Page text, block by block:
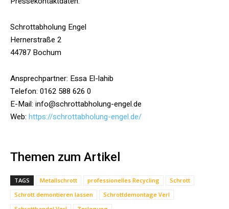
Schrottabholung Engel
Hernerstraße 2
44787 Bochum
Ansprechpartner: Essa El-lahib
Telefon: 0162 588 626 0
E-Mail: info@schrottabholung-engel.de
Web: https://schrottabholung-engel.de/
Themen zum Artikel
TAGS Metallschrott professionelles Recycling
Schrott
Schrott demontieren lassen
Schrottdemontage Verl